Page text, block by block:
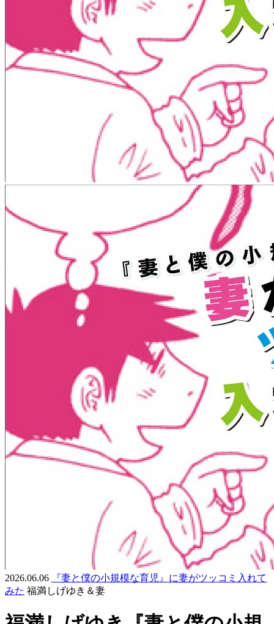
2026.06.06
『妻と僕の小規模な育児』に妻がツッコミ入れて
みた 福満しげゆき＆妻